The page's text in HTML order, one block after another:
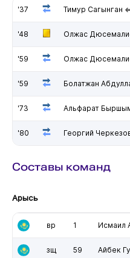
'37 Тимур Сагынган
'48 Олжас
'59 Олжас
'59 Болатжан
'73 Альфарат
'80 Георгий
Составы команд
Арысь
вр 1 Исмаил
зщ 59 Айбек